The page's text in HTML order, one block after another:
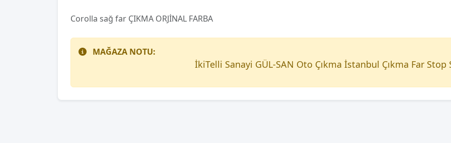
Corolla sağ far ÇIKMA ORJİNAL FARBA
MAĞAZA NOTU:
İkiTelli Sanayi GÜL-SAN Oto Çıkma İstanbul Çıkma Far Stop